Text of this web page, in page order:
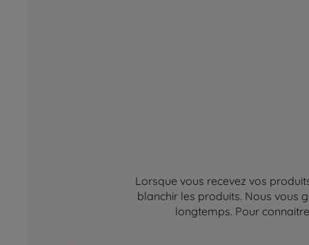
Lorsque vous recevez vos
blanchir les produits. Nous vous
longtemps. Pour